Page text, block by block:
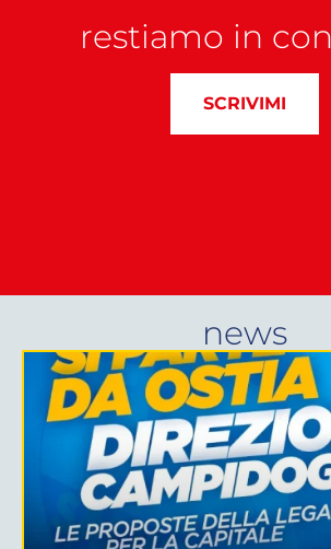
restiamo in
SCRIVIMI
news